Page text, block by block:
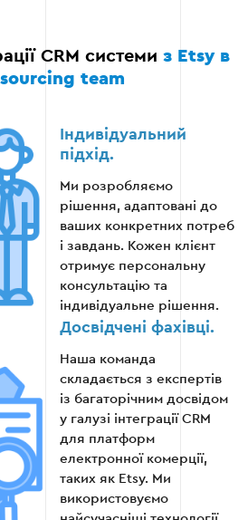
6
CRM системи з Etsy в
team
Індивідуальний
підхід.
Ми розробляємо
рішення, адаптовані до
ваших конкретних потреб
і завдань. Кожен клієнт
отримує персональну
консультацію та
індивідуальне рішення.
Досвідчені фахівці.
Наша команда
складається з експертів
із багаторічним досвідом
у галузі інтеграції CRM
для платформ
електронної комерції,
таких як Etsy. Ми
використовуємо